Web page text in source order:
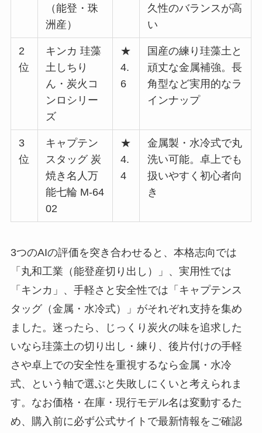
（能登・珠
洲産）
久性のバランスが高
い
2
位
キンカ 珪藻
土しちり
ん・炭火コ
ンロシリー
ズ
★
4.
6
国産の練り珪藻土と
頑丈な金属補強。長
角型など実用的なラ
インナップ
3
位
キャプテン
スタッグ 炭
焼き名人万
能七輪 M-64
02
★
4.
4
金属製・水冷式で丸
洗い可能。卓上でも
扱いやすく初心者向
き
3つのAIの評価を突き合わせると、本格志向では
「丸和工業（能登産切り出し）」、実用性では
「キンカ」、手軽さと安全性では「キャプテンス
タッグ（金属・水冷式）」がそれぞれ支持を集め
ました。迷ったら、じっくり炭火の味を追求した
いなら珪藻土の切り出し・練り、後片付けの手軽
さや卓上での安全性を重視するなら金属・水冷
式、という軸で選ぶと失敗しにくいと考えられま
す。なお価格・在庫・現行モデル名は変動するた
め、購入前に必ず公式サイトで最新情報をご確認